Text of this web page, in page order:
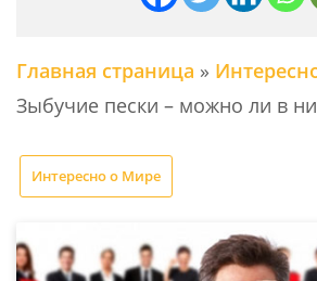
Главная страница »
Зыбучие пески – можно ли в
Интересно о Мире